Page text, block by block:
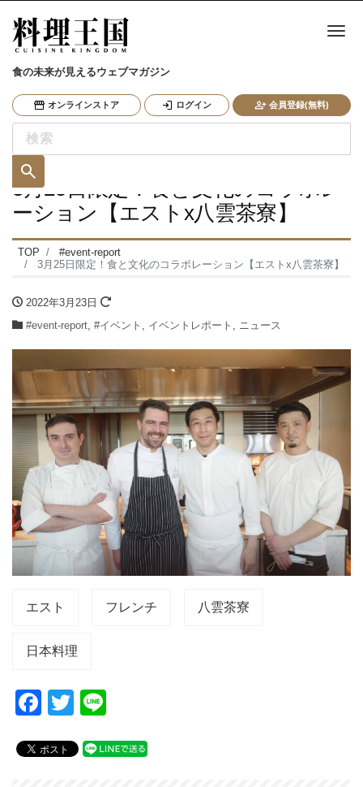
食の未来が見えるウェブマガジン
オンラインストア ログイン 会員登録(無料)
ナ
3月25日限定！食と文化のコラボレ
ーション【エストx八雲茶寮】
TOP
#event-report
3月25日限定！食と文化のコラボレーション【エストx八雲茶寮】
2022年3月23日
#event-report, #イベント , イベントレポート , ニュース
エスト フレンチ 八雲茶寮
日本料理
F
c
T
tt
e